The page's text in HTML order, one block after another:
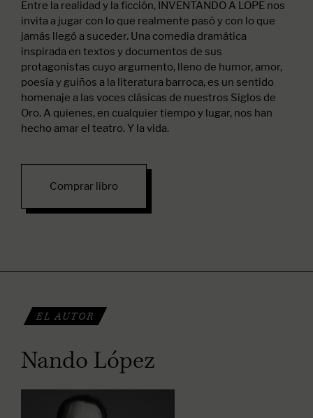
Entre la realidad y la ficción, INVENTANDO A LOPE nos
invita a jugar con lo que realmente pasó y con lo que
jamás llegó a suceder. Una comedia dramática
inspirada en textos y documentos de sus
protagonistas cuyo argumento, lleno de humor, amor,
poesía y guiños a la literatura barroca, es un sentido
homenaje a las voces clásicas de nuestros Siglos de
Oro. A quienes, en cualquier tiempo y lugar, nos han
hecho amar el teatro. Y la vida.
Comprar libro
EL AUTOR
Nando López